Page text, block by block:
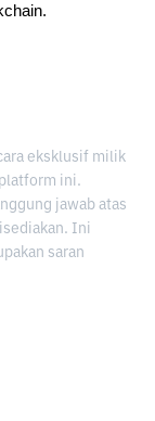
eksklusif milik
ini.
jawab atas
Ini
saran